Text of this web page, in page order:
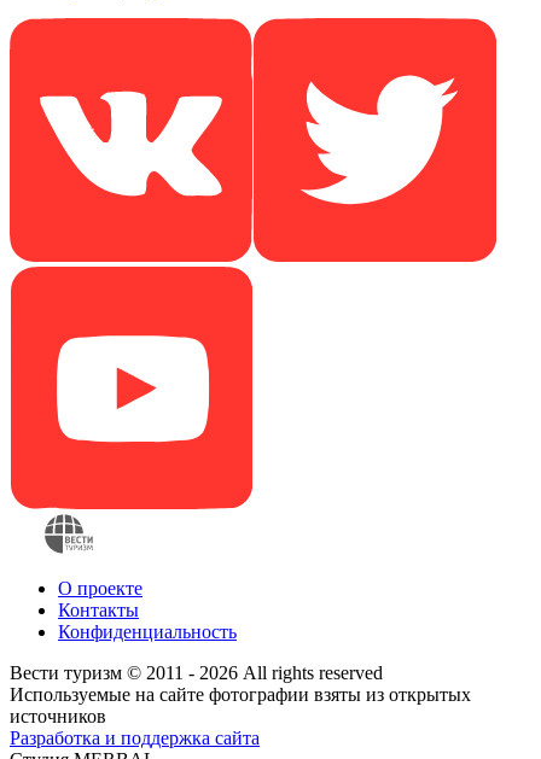
О проекте
Контакты
Конфиденциальность
Вести туризм © 2011 - 2026 All rights reserved
Используемые на сайте фотографии взяты из открытых
источников
Разработка и поддержка сайта